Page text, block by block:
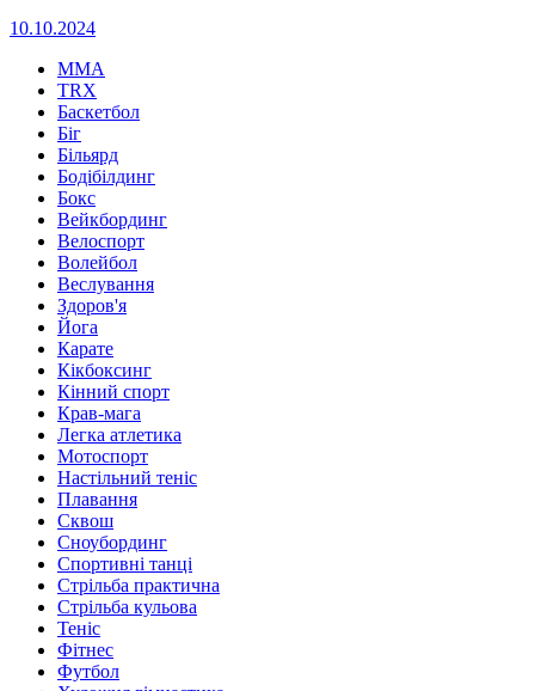
10.10.2024
MMA
TRX
Баскетбол
Біг
Більярд
Бодібілдинг
Бокс
Вейкбординг
Велоспорт
Волейбол
Веслування
Здоров'я
Йога
Карате
Кікбоксинг
Кінний спорт
Крав-мага
Легка атлетика
Мотоспорт
Настільний теніс
Плавання
Сквош
Сноубординг
Спортивні танці
Стрільба практична
Стрільба кульова
Теніс
Фітнес
Футбол